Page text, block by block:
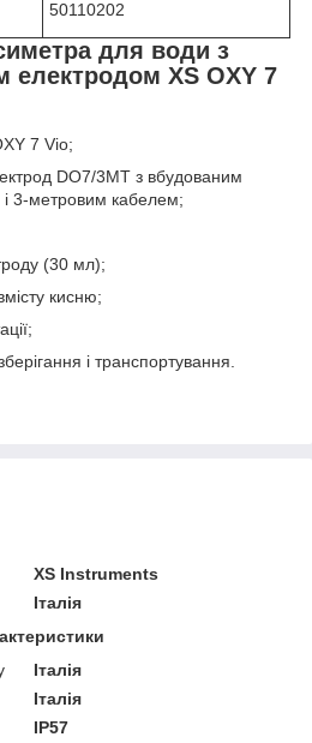
50110202
для води з
електродом XS OXY 7
7 Vio;
DO7/3MT з вбудованим
3-метровим кабелем;
(30 мл);
кисню;
і транспортування.
XS Instruments
Італія
Італія
Італія
IP57